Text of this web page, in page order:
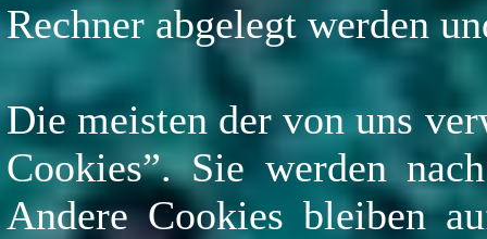
Rechner abgelegt werden
Die meisten der von uns
Cookies”. Sie werden
Andere Cookies bleiben